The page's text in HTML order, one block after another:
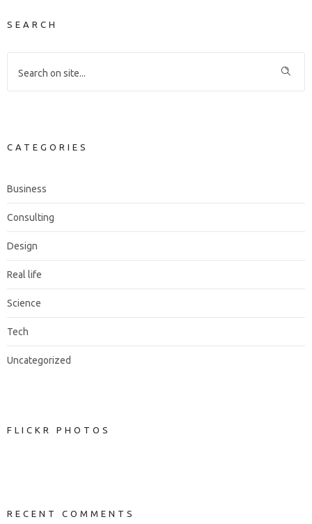
SEARCH
CATEGORIES
Business
Consulting
Design
Real life
Science
Tech
Uncategorized
FLICKR PHOTOS
RECENT COMMENTS